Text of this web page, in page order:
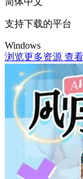
支持下载的平台
Windows
浏览更多资源 查